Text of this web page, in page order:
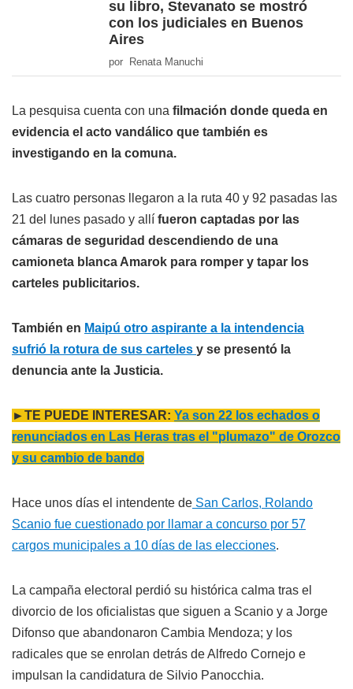
su libro, Stevanato se mostró
con los judiciales en Buenos
Aires
por Renata Manuchi
La pesquisa cuenta con una filmación donde queda en
evidencia el acto vandálico que también es
investigando en la comuna.
Las cuatro personas llegaron a la ruta 40 y 92 pasadas las
21 del lunes pasado y allí fueron captadas por las
cámaras de seguridad descendiendo de una
camioneta blanca Amarok para romper y tapar los
carteles publicitarios.
También en Maipú otro aspirante a la intendencia
sufrió la rotura de sus carteles y se presentó la
denuncia ante la Justicia.
►TE PUEDE INTERESAR: Ya son 22 los echados o
renunciados en Las Heras tras el "plumazo" de Orozco
y su cambio de bando
Hace unos días el intendente de San Carlos, Rolando
Scanio fue cuestionado por llamar a concurso por 57
cargos municipales a 10 días de las elecciones.
La campaña electoral perdió su histórica calma tras el
divorcio de los oficialistas que siguen a Scanio y a Jorge
Difonso que abandonaron Cambia Mendoza; y los
radicales que se enrolan detrás de Alfredo Cornejo e
impulsan la candidatura de Silvio Panocchia.